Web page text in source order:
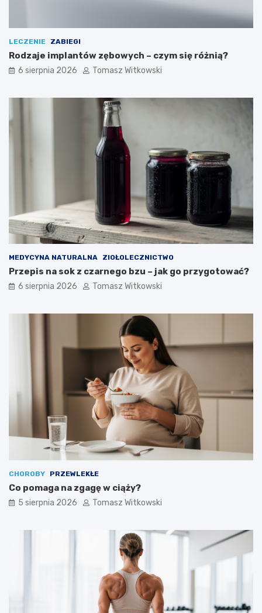
LECZENIE ZABIEGI
Rodzaje implantów zębowych – czym się różnią?
6 sierpnia 2026 Tomasz Witkowski
MEDYCYNA NATURALNA ZIOŁOLECZNICTWO
Przepis na sok z czarnego bzu – jak go przygotować?
6 sierpnia 2026 Tomasz Witkowski
CHOROBY PRZEWLEKŁE
Co pomaga na zgagę w ciąży?
5 sierpnia 2026 Tomasz Witkowski